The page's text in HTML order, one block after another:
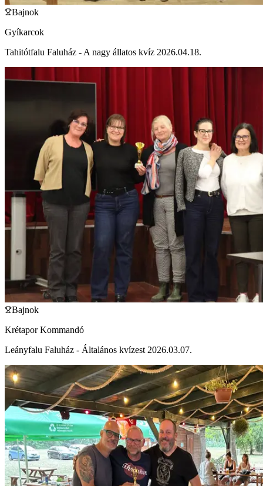
Bajnok
Gyíkarcok
Tahitótfalu Faluház - A nagy állatos kvíz 2026.04.18.
Bajnok
Krétapor Kommandó
Leányfalu Faluház - Általános kvízest 2026.03.07.